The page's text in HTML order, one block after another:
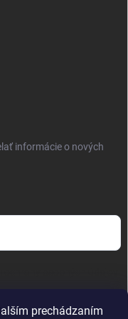
prechádzaním
informácie o nových